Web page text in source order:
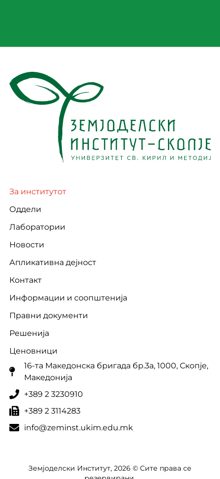
За институтот
Оддели
Лаборатории
Новости
Апликативна дејност
Контакт
Информации и соопштенија
Правни документи
Решенија
Ценовници
16-та Македонска бригада бр.3a, 1000, Скопје,
Македонија
+389 2 3230910
+389 2 3114283
info@zeminst.ukim.edu.mk
Земјоделски Институт, 2026 © Сите права се